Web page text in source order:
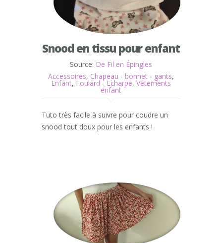
Snood en tissu pour enfant
Source: De Fil en Épingles
Accessoires, Chapeau - bonnet - gants,
Enfant, Foulard - Echarpe, Vetements
enfant
Tuto très facile à suivre pour coudre un
snood tout doux pour les enfants !